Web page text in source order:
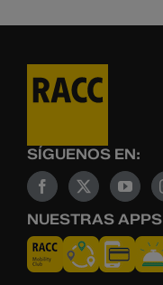
SÍGUENOS EN:
NUESTRAS APPS